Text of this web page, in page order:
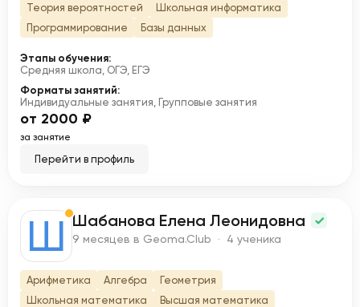
Теория вероятностей
Школьная информатика
Программирование
Базы данных
Этапы обучения:
Средняя школа, ОГЭ, ЕГЭ
Форматы занятий:
Индивидуальные занятия, Групповые занятия
от 2000 ₽
за занятие
Перейти в профиль
Ш Шабанова Елена Леонидовна
9 месяцев в Geoma.Club · 4 ученика
Арифметика Алгебра
Геометрия
Школьная математика
Высшая математика